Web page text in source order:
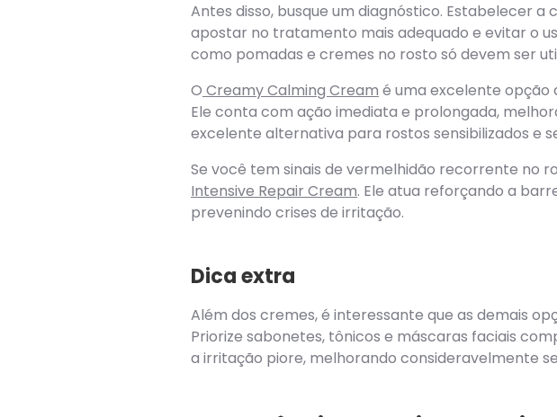
Antes disso, busque um diagnóstico. Estabelecer
apostar no tratamento mais adequado e evitar o
como pomadas e cremes no rosto só devem ser
O Creamy Calming Cream é uma excelente opção
Ele conta com ação imediata e prolongada,
excelente alternativa para rostos sensibilizados e
Se você tem sinais de vermelhidão recorrente no
Intensive Repair Cream. Ele atua reforçando a
prevenindo crises de irritação.
Dica extra
Além dos cremes, é interessante que as demais
Priorize sabonetes, tônicos e máscaras faciais
a irritação piore, melhorando consideravelmente